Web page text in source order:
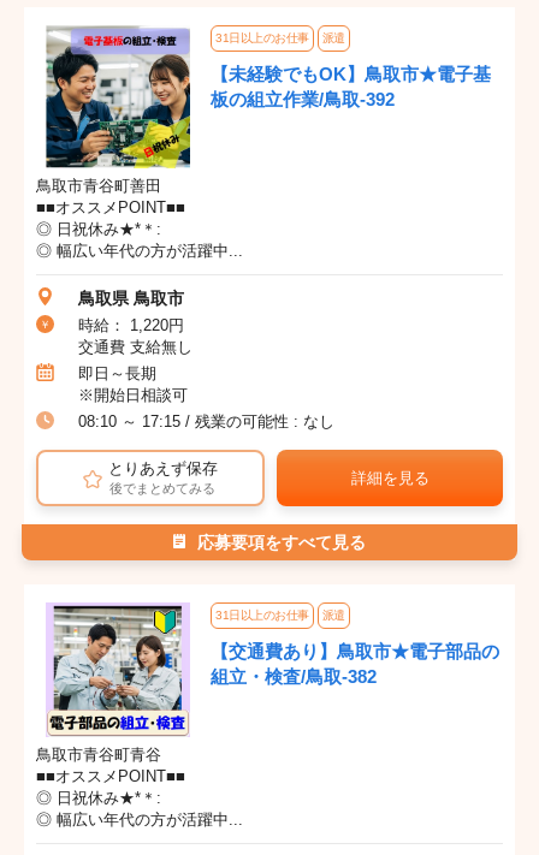
31日以上のお仕事 派遣
【未経験でもOK】鳥取市★電子基
板の組立作業/鳥取-392
鳥取市青谷町善田
■■オススメPOINT■■
◎ 日祝休み★*＊:
◎ 幅広い年代の方が活躍中...
鳥取県 鳥取市
時給： 1,220円
交通費 支給無し
即日～長期
※開始日相談可
08:10 ～ 17:15 / 残業の可能性 : なし
とりあえず保存
後でまとめてみる
詳細を見る
応募要項をすべて見る
31日以上のお仕事 派遣
【交通費あり】鳥取市★電子部品の
組立・検査/鳥取-382
鳥取市青谷町青谷
■■オススメPOINT■■
◎ 日祝休み★*＊:
◎ 幅広い年代の方が活躍中...